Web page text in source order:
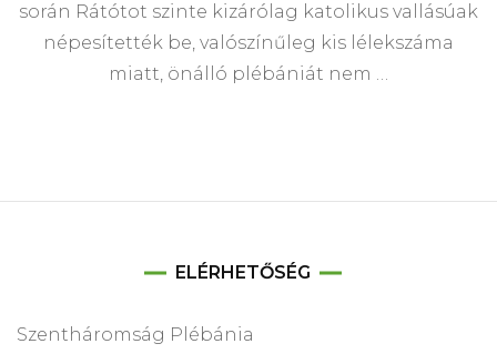
során Rátótot szinte kizárólag katolikus vallásúak
népesítették be, valószínűleg kis lélekszáma
miatt, önálló plébániát nem …
ELÉRHETŐSÉG
Szentháromság Plébánia